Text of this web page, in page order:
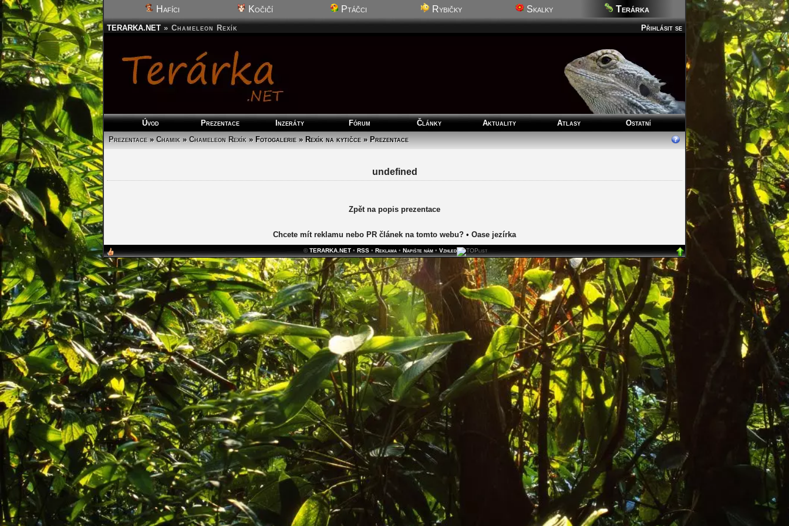
Hafíci Kočičí Ptáčci Rybičky Skalky Terárka
Přihlásit se
TERARKA.NET » Chameleon Rexík
Úvod Prezentace Inzeráty Fórum Články Aktuality Atlasy
Ostatní
Prezentace»Chamik»Chameleon Rexík»Fotogalerie » Rexík na kytičce » Prezentace
undefined
Zpět na popis prezentace
Chcete mít reklamu nebo PR článek na tomto webu? • Oase jezírka
©TERARKA.NET • RSS • Reklama • Napište nám • Vzhled